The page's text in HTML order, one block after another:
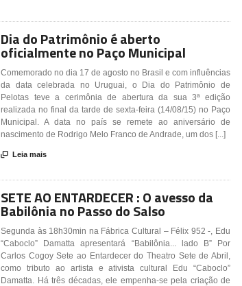
Dia do Patrimônio é aberto
oficialmente no Paço Municipal
Comemorado no dia 17 de agosto no Brasil e com influências
da data celebrada no Uruguai, o Dia do Patrimônio de
Pelotas teve a cerimônia de abertura da sua 3ª edição
realizada no final da tarde de sexta-feira (14/08/15) no Paço
Municipal. A data no país se remete ao aniversário de
nascimento de Rodrigo Melo Franco de Andrade, um dos [...]
 Leia mais
SETE AO ENTARDECER : O avesso da
Babilônia no Passo do Salso
Segunda às 18h30min na Fábrica Cultural – Félix 952 -, Edu
“Caboclo” Damatta apresentará “Babilônia... lado B” Por
Carlos Cogoy Sete ao Entardecer do Theatro Sete de Abril,
como tributo ao artista e ativista cultural Edu “Caboclo”
Damatta. Há três décadas, ele empenha-se pela criação de